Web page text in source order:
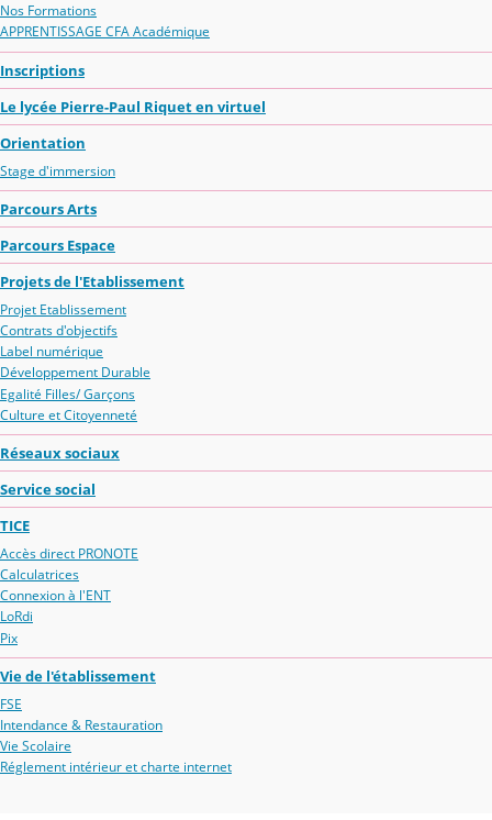
Nos Formations
APPRENTISSAGE CFA Académique
Inscriptions
Le lycée Pierre-Paul Riquet en virtuel
Orientation
Stage d'immersion
Parcours Arts
Parcours Espace
Projets de l'Etablissement
Projet Etablissement
Contrats d'objectifs
Label numérique
Développement Durable
Egalité Filles/ Garçons
Culture et Citoyenneté
Réseaux sociaux
Service social
TICE
Accès direct PRONOTE
Calculatrices
Connexion à l'ENT
LoRdi
Pix
Vie de l'établissement
FSE
Intendance & Restauration
Vie Scolaire
Réglement intérieur et charte internet